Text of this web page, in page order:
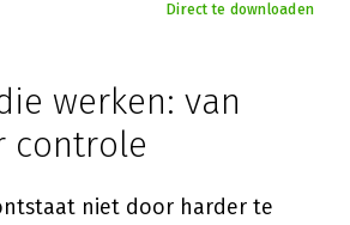
Direct te downloaden
werken: van
controle
niet door harder te